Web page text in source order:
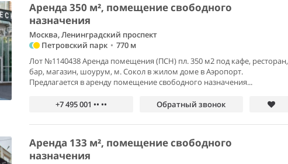
Аренда 350 м², помещение свободного
назначения
Москва, Ленинградский проспект
Петровский парк • 770 м
Лот №1140438 Аренда помещения (ПСН) пл. 350 м2 под кафе, ресторан,
бар, магазин, шоурум, м. Сокол в жилом доме в Аэропорт.
Предлагается в аренду помещение свободного назначения...
+7 495 001 •• •• Обратный звонок
Аренда 133 м², помещение свободного
назначения